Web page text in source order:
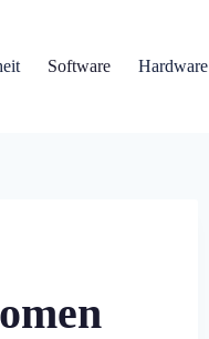
Software Hardware